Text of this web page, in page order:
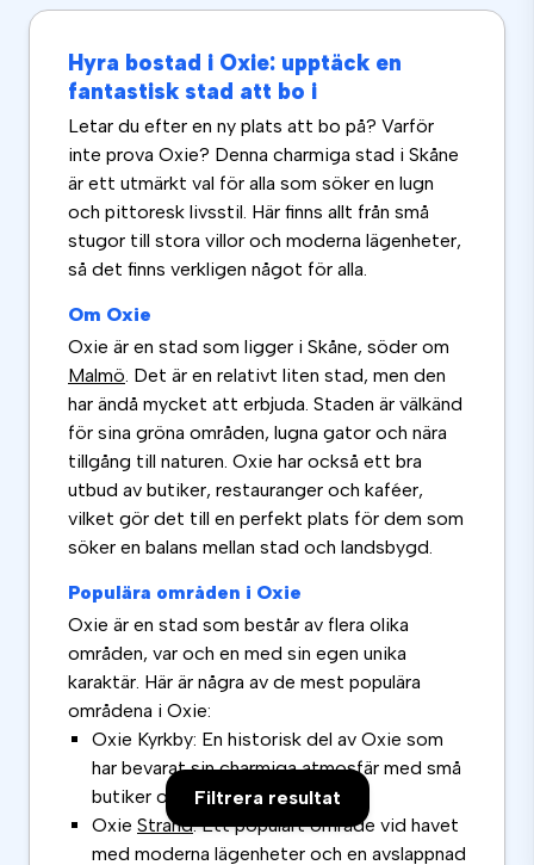
Filtrera resultat
Hyra bostad i Oxie: upptäck en
fantastisk stad att bo i
Letar du efter en ny plats att bo på? Varför
inte prova Oxie? Denna charmiga stad i Skåne
är ett utmärkt val för alla som söker en lugn
och pittoresk livsstil. Här finns allt från små
stugor till stora villor och moderna lägenheter,
så det finns verkligen något för alla.
Om Oxie
Oxie är en stad som ligger i Skåne, söder om
Malmö. Det är en relativt liten stad, men den
har ändå mycket att erbjuda. Staden är välkänd
för sina gröna områden, lugna gator och nära
tillgång till naturen. Oxie har också ett bra
utbud av butiker, restauranger och kaféer,
vilket gör det till en perfekt plats för dem som
söker en balans mellan stad och landsbygd.
Populära områden i Oxie
Oxie är en stad som består av flera olika
områden, var och en med sin egen unika
karaktär. Här är några av de mest populära
områdena i Oxie:
Oxie Kyrkby: En historisk del av Oxie som
har bevarat sin charmiga atmosfär med små
butiker och trevliga caféer.
Oxie Strand: Ett populärt område vid havet
med moderna lägenheter och en avslappnad